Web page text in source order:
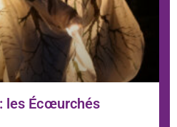
les Écœurchés